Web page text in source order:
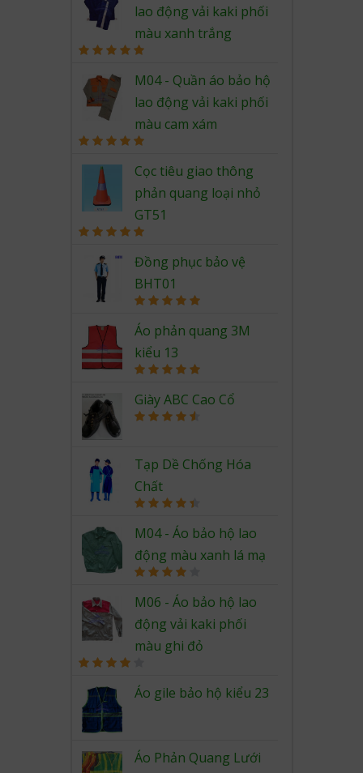
lao động vải kaki phối
màu xanh trắng
out of 5
M04 - Quần áo bảo hộ
lao động vải kaki phối
màu cam xám
out of 5
Cọc tiêu giao thông
phản quang loại nhỏ
GT51
out of 5
Đồng phục bảo vệ
BHT01
out of 5
Áo phản quang 3M
kiểu 13
out of 5
Giày ABC Cao Cổ
Tạp Dề Chống Hóa
Chất
out of 5
M04 - Áo bảo hộ lao
động màu xanh lá mạ
4.00out
of 5
M06 - Áo bảo hộ lao
động vải kaki phối
màu ghi đỏ
4.00out
of 5
Áo gile bảo hộ kiểu 23
Áo Phản Quang Lưới